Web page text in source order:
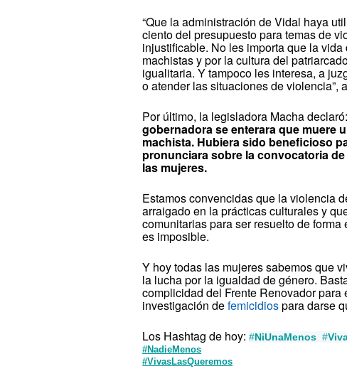
“Que la administración de Vidal haya
ciento del presupuesto para temas de
injustificable. No les importa que la
machistas y por la cultura del
igualitaria. Y tampoco les interesa, a
o atender las situaciones de violencia”,
Por último, la legisladora Macha declaró:
gobernadora se enterara que muere
machista. Hubiera sido beneficioso
pronunciara sobre la convocatoria
las mujeres.
Estamos convencidas que la violencia
arraigado en la prácticas culturales y
comunitarias para ser resuelto de
es imposible.
Y hoy todas las mujeres sabemos que
la lucha por la igualdad de género.
complicidad del Frente Renovador
investigación defemicidiospara darse
Los Hashtag de hoy:#NiUnaMenos #
#NadieMenos
#VivasLasQueremos